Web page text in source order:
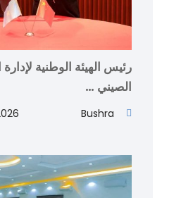
رئيس الهيئة الوطنية
الصيني …
Bushra